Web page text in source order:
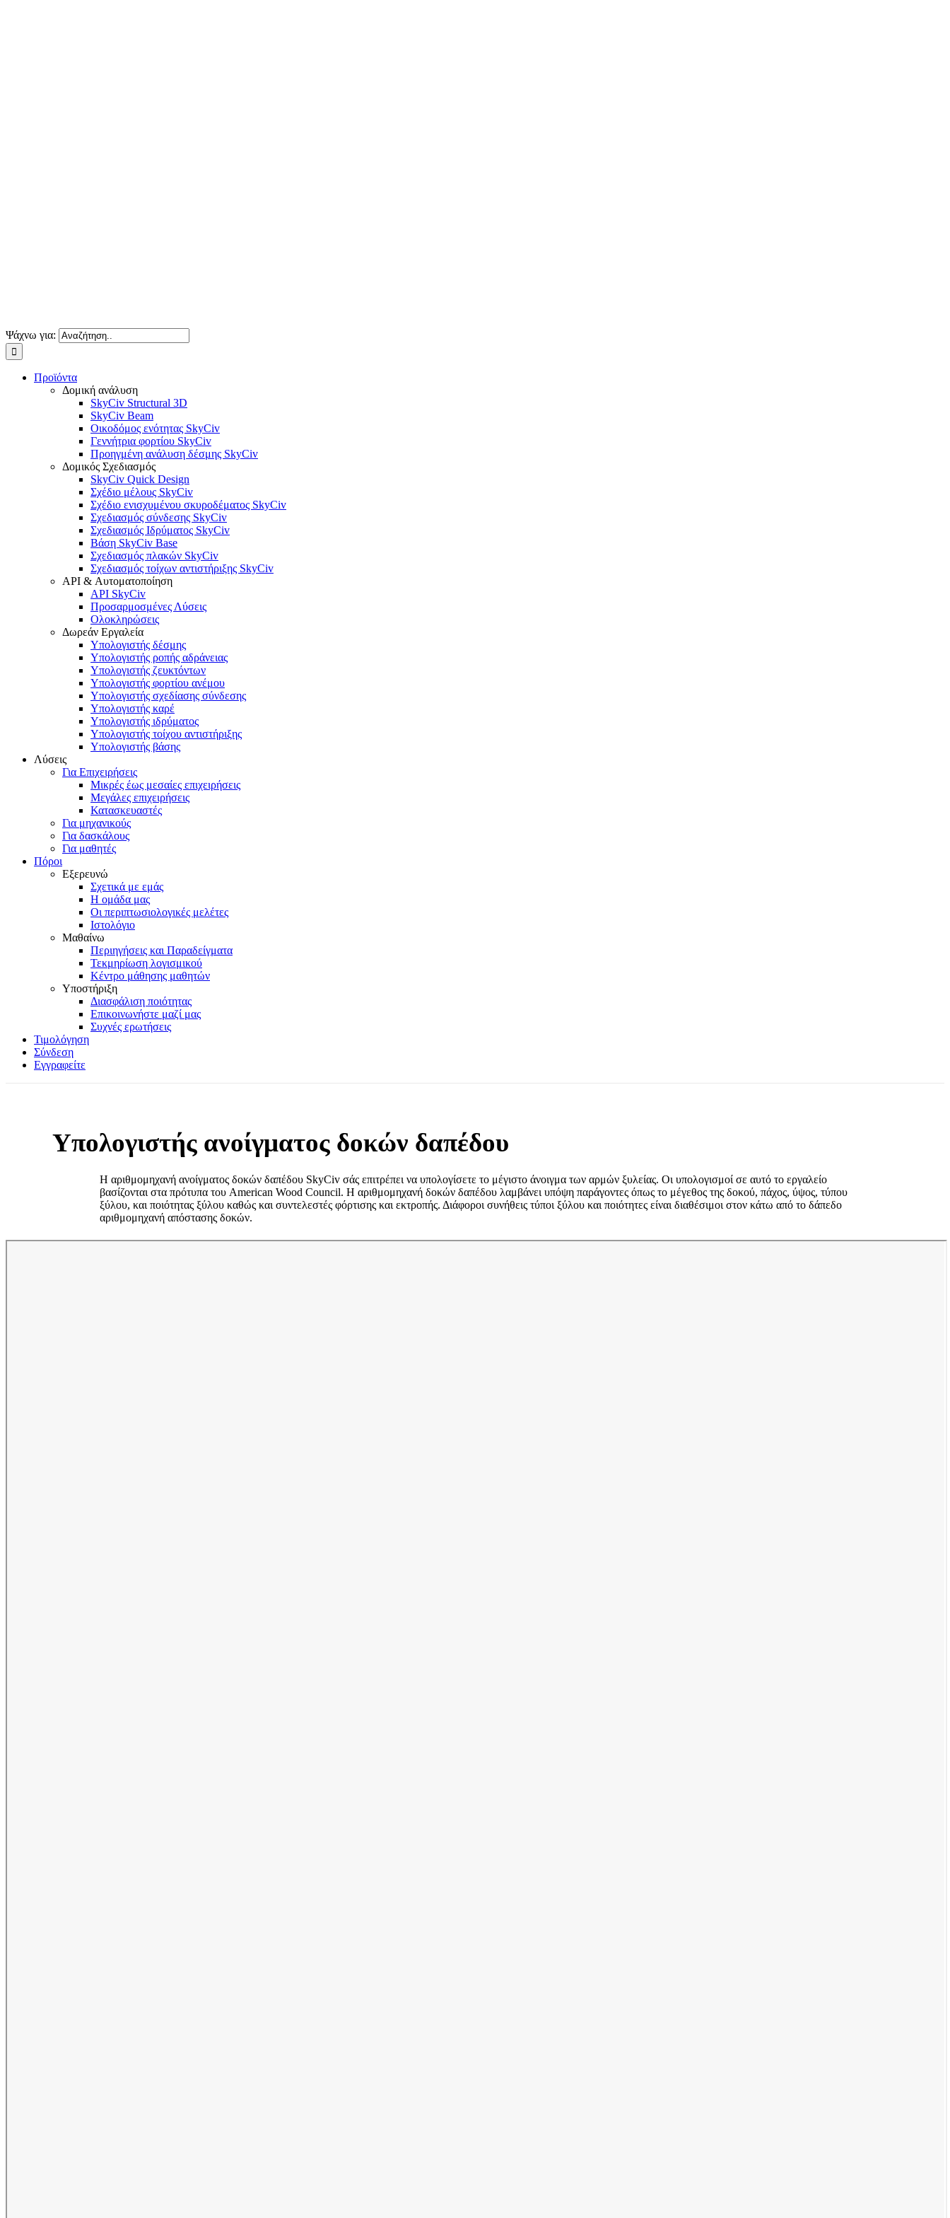
Ψάχνω για:
Προϊόντα
Δομική ανάλυση
SkyCiv Structural 3D
SkyCiv Beam
Οικοδόμος ενότητας SkyCiv
Γεννήτρια φορτίου SkyCiv
Προηγμένη ανάλυση δέσμης SkyCiv
Δομικός Σχεδιασμός
SkyCiv Quick Design
Σχέδιο μέλους SkyCiv
Σχέδιο ενισχυμένου σκυροδέματος SkyCiv
Σχεδιασμός σύνδεσης SkyCiv
Σχεδιασμός Ιδρύματος SkyCiv
Βάση SkyCiv Base
Σχεδιασμός πλακών SkyCiv
Σχεδιασμός τοίχων αντιστήριξης SkyCiv
API & Αυτοματοποίηση
API SkyCiv
Προσαρμοσμένες Λύσεις
Ολοκληρώσεις
Δωρεάν Εργαλεία
Υπολογιστής δέσμης
Υπολογιστής ροπής αδράνειας
Υπολογιστής ζευκτόντων
Υπολογιστής φορτίου ανέμου
Υπολογιστής σχεδίασης σύνδεσης
Υπολογιστής καρέ
Υπολογιστής ιδρύματος
Υπολογιστής τοίχου αντιστήριξης
Υπολογιστής βάσης
Λύσεις
Για Επιχειρήσεις
Μικρές έως μεσαίες επιχειρήσεις
Μεγάλες επιχειρήσεις
Κατασκευαστές
Για μηχανικούς
Για δασκάλους
Για μαθητές
Πόροι
Εξερευνώ
Σχετικά με εμάς
Η ομάδα μας
Οι περιπτωσιολογικές μελέτες
Ιστολόγιο
Μαθαίνω
Περιηγήσεις και Παραδείγματα
Τεκμηρίωση λογισμικού
Κέντρο μάθησης μαθητών
Υποστήριξη
Διασφάλιση ποιότητας
Επικοινωνήστε μαζί μας
Συχνές ερωτήσεις
Τιμολόγηση
Σύνδεση
Εγγραφείτε
Υπολογιστής ανοίγματος δοκών δαπέδου
Η αριθμομηχανή ανοίγματος δοκών δαπέδου SkyCiv σάς επιτρέπει να υπολογίσετε το μέγιστο άνοιγμα των αρμών ξυλείας. Οι υπολογισμοί σε αυτό το εργαλείο
βασίζονται στα πρότυπα του American Wood Council. Η αριθμομηχανή δοκών δαπέδου λαμβάνει υπόψη παράγοντες όπως το μέγεθος της δοκού, πάχος, ύψος, τύπου
ξύλου, και ποιότητας ξύλου καθώς και συντελεστές φόρτισης και εκτροπής. Διάφοροι συνήθεις τύποι ξύλου και ποιότητες είναι διαθέσιμοι στον κάτω από το δάπεδο
αριθμομηχανή απόστασης δοκών.